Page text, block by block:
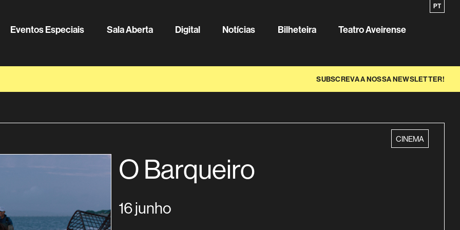
Eventos Especiais Sala Aberta Digital Notícias Bilheteira Sobre o
Teatro Aveirense
PT
SUBSCREVA A NOSSA NEWSLETTER!
categoria
CINEMA
O Barqueiro
16 junho